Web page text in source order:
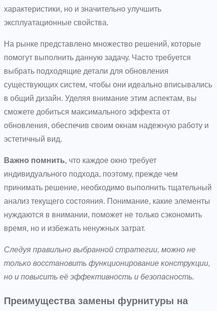
характеристики, но и значительно улучшить
эксплуатационные свойства.
На рынке представлено множество решений, которые
помогут выполнить данную задачу. Часто требуется
выбрать подходящие детали для обновления
существующих систем, чтобы они идеально вписывались
в общий дизайн. Уделяя внимание этим аспектам, вы
сможете добиться максимального эффекта от
обновления, обеспечив своим окнам надежную работу и
эстетичный вид.
Важно помнить, что каждое окно требует
индивидуального подхода, поэтому, прежде чем
принимать решение, необходимо выполнить тщательный
анализ текущего состояния. Понимание, какие элементы
нуждаются в внимании, поможет не только сэкономить
время, но и избежать ненужных затрат.
Следуя правильно выбранной стратегии, можно не
только восстановить функционирование конструкции,
но и повысить её эффективность и безопасность.
Преимущества замены фурнитуры на